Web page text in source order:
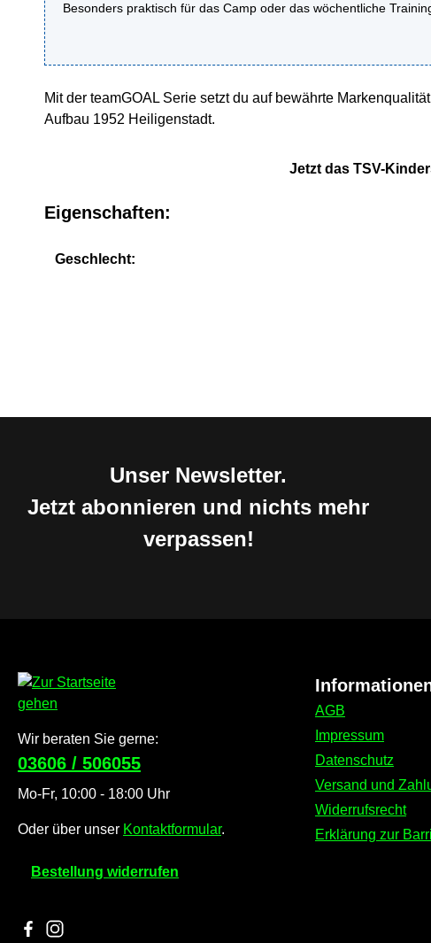
Besonders praktisch für das Camp oder das wöchentliche
Mit der teamGOAL Serie setzt du auf bewährte
Aufbau 1952 Heiligenstadt.
Jetzt das TSV-
Eigenschaften:
Geschlecht:
Unser Newsletter.
Jetzt abonnieren und nichts mehr
verpassen!
Wir beraten Sie gerne:
03606 / 506055
Mo-Fr, 10:00 - 18:00 Uhr
Oder über unser Kontaktformular.
Bestellung widerrufen
Besuche uns auf Facebook – öffnet in neuem Tab (externer Link)
Schau auf Instagram vorbei – öffnet in neuem Tab (externer
AGB
Impressum
Datenschutz
Versand und
Widerrufsrecht
Erklärung zur